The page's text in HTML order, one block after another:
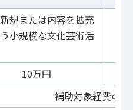
規または内容を拡充
小規模な文化芸術活
10万円
補助対象経費の1/